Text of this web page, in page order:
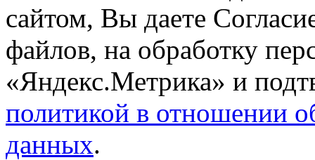
сайтом, Вы даете
файлов, на обработку
«Яндекс.Метрика» и
политикой в отношении
данных.